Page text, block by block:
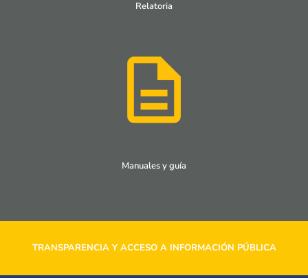
Relatoria
Manuales y guía
TRANSPARENCIA Y ACCESO A INFORMACIÓN PÚBLICA